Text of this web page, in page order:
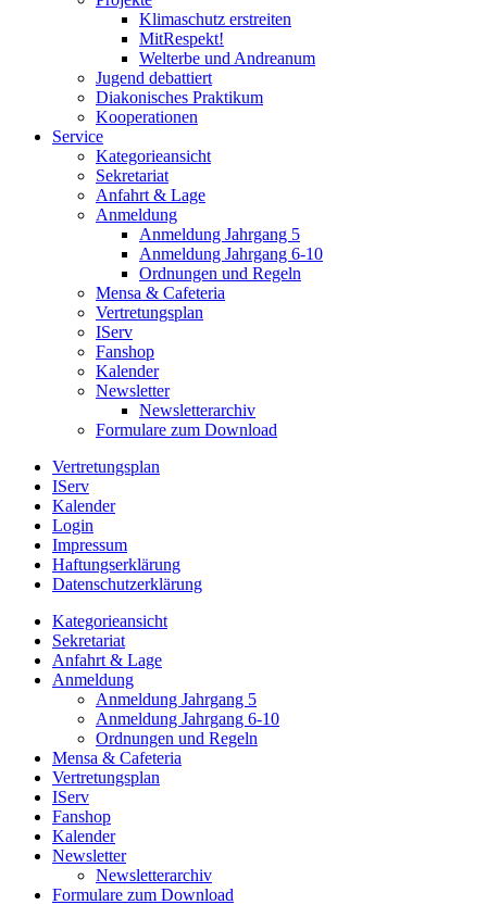
Klimaschutz erstreiten
MitRespekt!
Welterbe und Andreanum
Jugend debattiert
Diakonisches Praktikum
Kooperationen
Service
Kategorieansicht
Sekretariat
Anfahrt & Lage
Anmeldung
Anmeldung Jahrgang 5
Anmeldung Jahrgang 6-10
Ordnungen und Regeln
Mensa & Cafeteria
Vertretungsplan
IServ
Fanshop
Kalender
Newsletter
Newsletterarchiv
Formulare zum Download
Vertretungsplan
IServ
Kalender
Login
Impressum
Haftungserklärung
Datenschutzerklärung
Kategorieansicht
Sekretariat
Anfahrt & Lage
Anmeldung
Anmeldung Jahrgang 5
Anmeldung Jahrgang 6-10
Ordnungen und Regeln
Mensa & Cafeteria
Vertretungsplan
IServ
Fanshop
Kalender
Newsletter
Newsletterarchiv
Formulare zum Download